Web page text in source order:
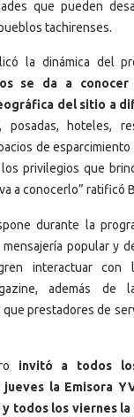
que pueden
tachirenses.
la dinámica del
se da a
del sitio a
posadas, hoteles,
de esparcimiento
privilegios que
a conocerlo” ratificó
durante la
popular y
interactuar con
además de
prestadores de
invitó a todos
la Emisora
y todos los viernes